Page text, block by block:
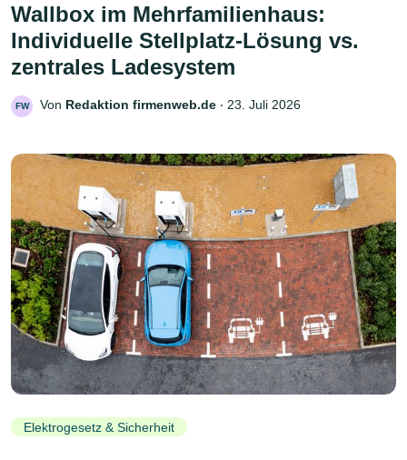
Wallbox im Mehrfamilienhaus:
Individuelle Stellplatz-Lösung vs.
zentrales Ladesystem
FW Von Redaktion firmenweb.de ‧ 23. Juli 2026
Elektrogesetz & Sicherheit